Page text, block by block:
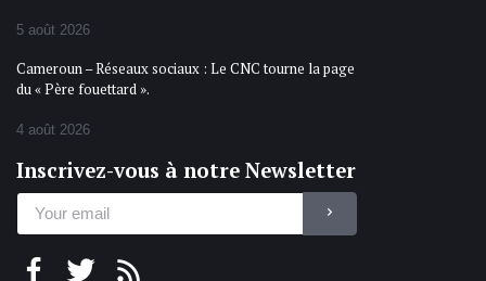
5 août 2026
Cameroun – Réseaux sociaux : Le CNC tourne la page
du « Père fouettard ».
4 août 2026
Inscrivez-vous à notre Newsletter